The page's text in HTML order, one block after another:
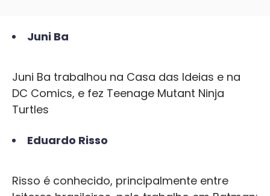
Juni Ba
Juni Ba trabalhou na Casa das Ideias e na
DC Comics, e fez Teenage Mutant Ninja
Turtles
Eduardo Risso
Risso é conhecido, principalmente entre